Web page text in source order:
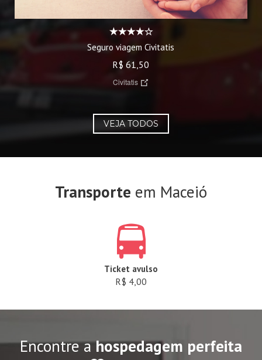
Seguro viagem Civitatis
R$ 61,50
Civitatis
VEJA TODOS
Transporte em Maceió
Ticket avulso
R$ 4,00
Encontre ahospedagem perfeita